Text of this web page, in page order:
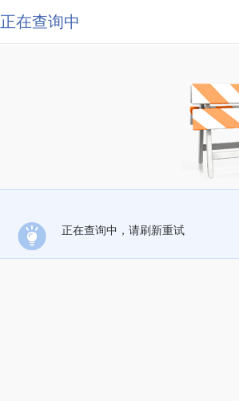
正在查询中
正在查询中，请刷新重试